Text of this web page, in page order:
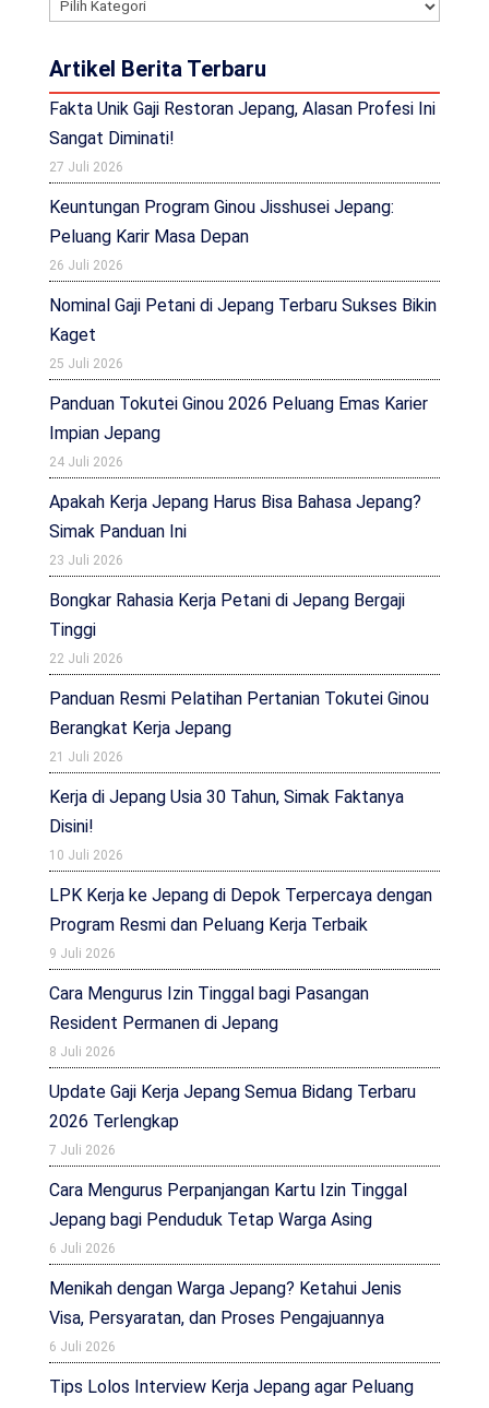
Artikel Berita Terbaru
Fakta Unik Gaji Restoran Jepang, Alasan Profesi Ini
Sangat Diminati!
27 Juli 2026
Keuntungan Program Ginou Jisshusei Jepang:
Peluang Karir Masa Depan
26 Juli 2026
Nominal Gaji Petani di Jepang Terbaru Sukses Bikin
Kaget
25 Juli 2026
Panduan Tokutei Ginou 2026 Peluang Emas Karier
Impian Jepang
24 Juli 2026
Apakah Kerja Jepang Harus Bisa Bahasa Jepang?
Simak Panduan Ini
23 Juli 2026
Bongkar Rahasia Kerja Petani di Jepang Bergaji
Tinggi
22 Juli 2026
Panduan Resmi Pelatihan Pertanian Tokutei Ginou
Berangkat Kerja Jepang
21 Juli 2026
Kerja di Jepang Usia 30 Tahun, Simak Faktanya
Disini!
10 Juli 2026
LPK Kerja ke Jepang di Depok Terpercaya dengan
Program Resmi dan Peluang Kerja Terbaik
9 Juli 2026
Cara Mengurus Izin Tinggal bagi Pasangan
Resident Permanen di Jepang
8 Juli 2026
Update Gaji Kerja Jepang Semua Bidang Terbaru
2026 Terlengkap
7 Juli 2026
Cara Mengurus Perpanjangan Kartu Izin Tinggal
Jepang bagi Penduduk Tetap Warga Asing
6 Juli 2026
Menikah dengan Warga Jepang? Ketahui Jenis
Visa, Persyaratan, dan Proses Pengajuannya
6 Juli 2026
Tips Lolos Interview Kerja Jepang agar Peluang